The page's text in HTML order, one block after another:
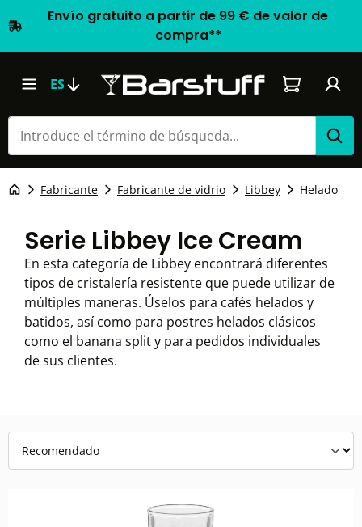
Envío gratuito a partir de 99 € de valor de
compra**
ES El carrito
Fabricante Fabricante de vidrio Libbey Helado
Serie Libbey Ice Cream
En esta categoría de Libbey encontrará diferentes
tipos de cristalería resistente que puede utilizar de
múltiples maneras. Úselos para cafés helados y
batidos, así como para postres helados clásicos
como el banana split y para pedidos individuales
de sus clientes.